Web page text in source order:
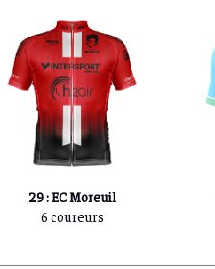
29 : EC Moreuil
6 coureurs